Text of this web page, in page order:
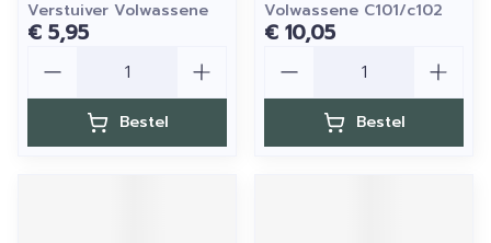
Verstuiver Volwassene
€ 5,95
Bestel
Volwassene C101/c102
€ 10,05
Bestel